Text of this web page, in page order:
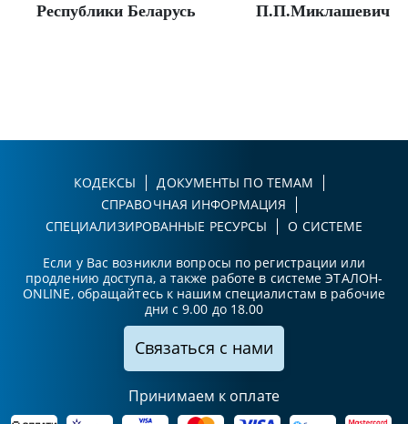
Республики Беларусь
П.П.Миклашевич
КОДЕКСЫ
ДОКУМЕНТЫ ПО ТЕМАМ
СПРАВОЧНАЯ ИНФОРМАЦИЯ
СПЕЦИАЛИЗИРОВАННЫЕ РЕСУРСЫ
О СИСТЕМЕ
Если у Вас возникли вопросы по регистрации или
продлению доступа, а также работе в системе ЭТАЛОН-
ONLINE, обращайтесь к нашим специалистам в рабочие
дни с 9.00 до 18.00
Связаться с нами
Принимаем к оплате